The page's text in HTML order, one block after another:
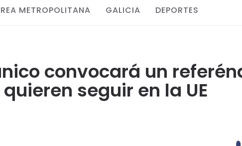
METROPOLITANA GALICIA DEPORTES
convocará un
seguir en la UE